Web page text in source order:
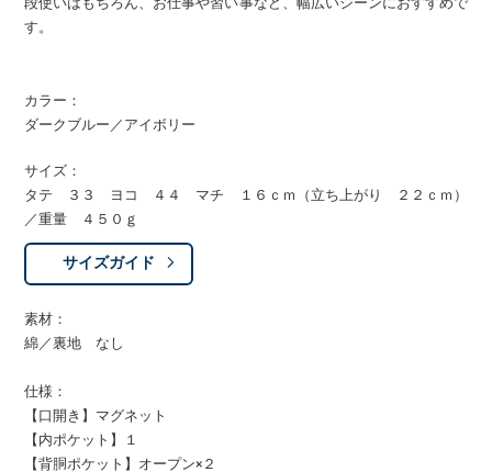
す。
カラー：
ダークブルー／アイボリー
サイズ：
タテ ３３ ヨコ ４４ マチ １６ｃｍ（立ち上がり ２２ｃｍ）
／重量 ４５０ｇ
サイズガイド
素材：
綿／裏地 なし
仕様：
【口開き】マグネット
【内ポケット】１
【背胴ポケット】オープン×２